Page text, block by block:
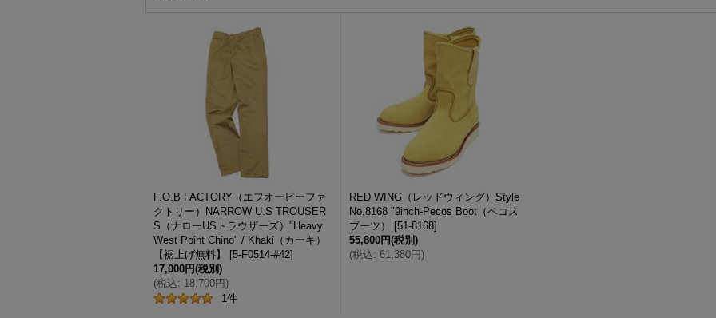
F.O.B FACTORY（エフオービーファ
クトリー）NARROW U.S TROUSER
S（ナローUSトラウザーズ）"Heavy
West Point Chino" / Khaki（カーキ）
【裾上げ無料】
[5-F0514-#42]
17,000円(税別)
(税込: 18,700円)
1件
RED WING（レッドウィング）Style
No.8168 "9inch-Pecos Boot（ペコス
ブーツ）
[51-8168]
55,800円(税別)
(税込: 61,380円)